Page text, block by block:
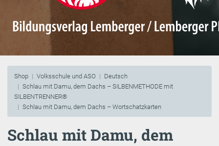
Shop Volksschule und ASO
Deutsch
Schlau mit Damu, dem Dachs – SILBENMETHODE mit
SILBENTRENNER®
Schlau mit Damu, dem Dachs – Wortschatzkarten
Schlau mit Damu, dem